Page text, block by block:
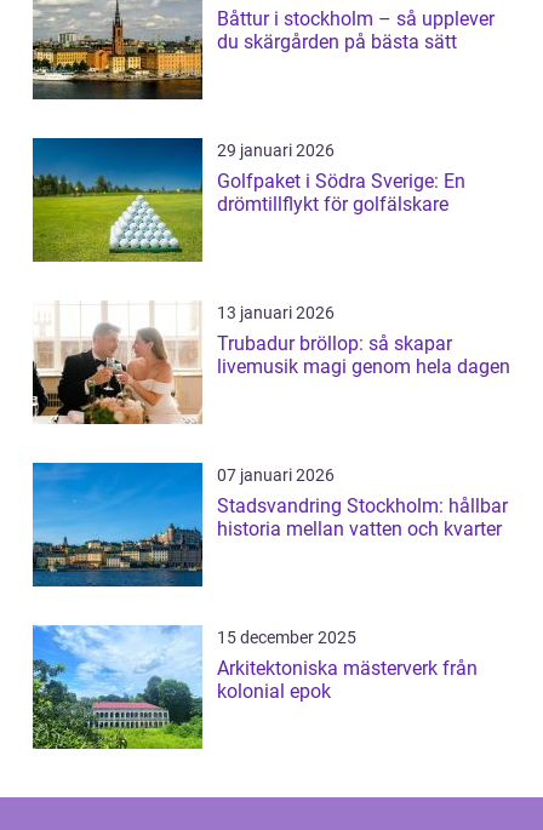
Båttur i stockholm – så upplever
du skärgården på bästa sätt
29 januari 2026
Golfpaket i Södra Sverige: En
drömtillflykt för golfälskare
13 januari 2026
Trubadur bröllop: så skapar
livemusik magi genom hela dagen
07 januari 2026
Stadsvandring Stockholm: hållbar
historia mellan vatten och kvarter
15 december 2025
Arkitektoniska mästerverk från
kolonial epok